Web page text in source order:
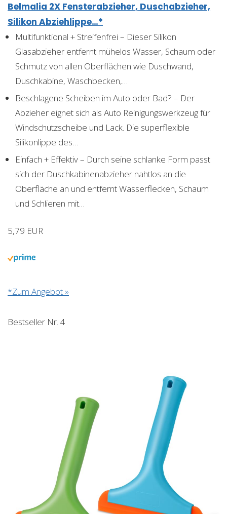
Belmalia 2X Fensterabzieher, Duschabzieher,
Silikon Abziehlippe…*
Multifunktional + Streifenfrei – Dieser Silikon
Glasabzieher entfernt mühelos Wasser, Schaum oder
Schmutz von allen Oberflächen wie Duschwand,
Duschkabine, Waschbecken,…
Beschlagene Scheiben im Auto oder Bad? – Der
Abzieher eignet sich als Auto Reinigungswerkzeug für
Windschutzscheibe und Lack. Die superflexible
Silikonlippe des…
Einfach + Effektiv – Durch seine schlanke Form passt
sich der Duschkabinenabzieher nahtlos an die
Oberfläche an und entfernt Wasserflecken, Schaum
und Schlieren mit…
5,79 EUR
*Zum Angebot »
Bestseller Nr. 4